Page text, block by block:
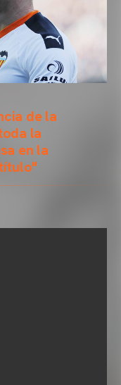
de la
la
en la